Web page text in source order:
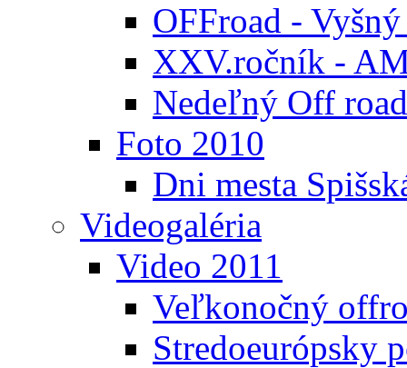
OFFroad -
XXV.ročník -
Nedeľný Off
Foto 2010
Dni mesta
Videogaléria
Video 2011
Veľkonočný
Stredoeurópsky